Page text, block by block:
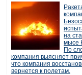
на
мысе
По
компания выясняет
что компания
вернется к полетам.